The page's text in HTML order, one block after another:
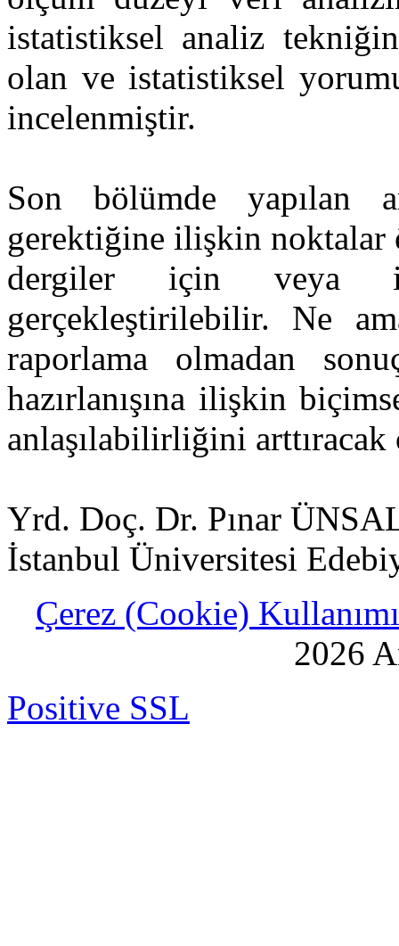
istatistiksel analiz
olan ve istatistiksel
incelenmiştir.
Son bölümde yapılan
gerektiğine ilişkin noktalar
dergiler için veya
gerçekleştirilebilir. Ne
raporlama olmadan
hazırlanışına ilişkin
anlaşılabilirliğini
Yrd. Doç. Dr. Pınar
İstanbul Üniversitesi
Çerez (Cookie)
2026
Positive SSL